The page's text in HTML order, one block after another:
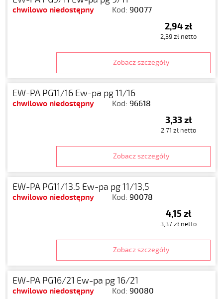
chwilowo niedostępny Kod: 90077
2,94 zł
2,39 zł netto
Zobacz szczegóły
EW-PA PG11/16 Ew-pa pg 11/16
chwilowo niedostępny Kod: 96618
3,33 zł
2,71 zł netto
Zobacz szczegóły
EW-PA PG11/13.5 Ew-pa pg 11/13,5
chwilowo niedostępny Kod: 90078
4,15 zł
3,37 zł netto
Zobacz szczegóły
EW-PA PG16/21 Ew-pa pg 16/21
chwilowo niedostępny Kod: 90080